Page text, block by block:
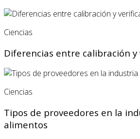
Ciencias
Diferencias entre calibración y
Ciencias
Tipos de proveedores en la
alimentos